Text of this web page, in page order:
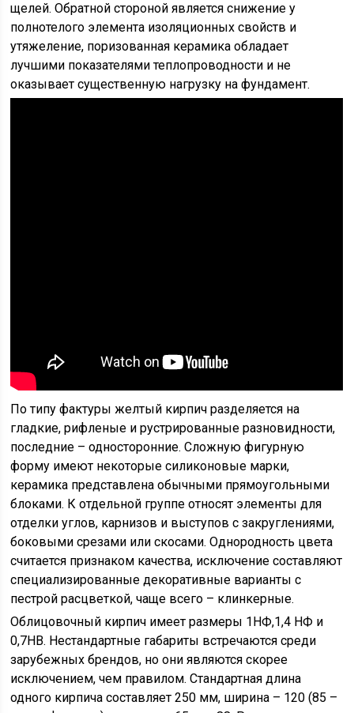
щелей. Обратной стороной является снижение у
полнотелого элемента изоляционных свойств и
утяжеление, поризованная керамика обладает
лучшими показателями теплопроводности и не
оказывает существенную нагрузку на фундамент.
По типу фактуры желтый кирпич разделяется на
гладкие, рифленые и рустрированные разновидности,
последние – односторонние. Сложную фигурную
форму имеют некоторые силиконовые марки,
керамика представлена обычными прямоугольными
блоками. К отдельной группе относят элементы для
отделки углов, карнизов и выступов с закруглениями,
боковыми срезами или скосами. Однородность цвета
считается признаком качества, исключение составляют
специализированные декоративные варианты с
пестрой расцветкой, чаще всего – клинкерные.
Облицовочный кирпич имеет размеры 1НФ,1,4 НФ и
0,7НВ. Нестандартные габариты встречаются среди
зарубежных брендов, но они являются скорее
исключением, чем правилом. Стандартная длина
одного кирпича составляет 250 мм, ширина – 120 (85 –